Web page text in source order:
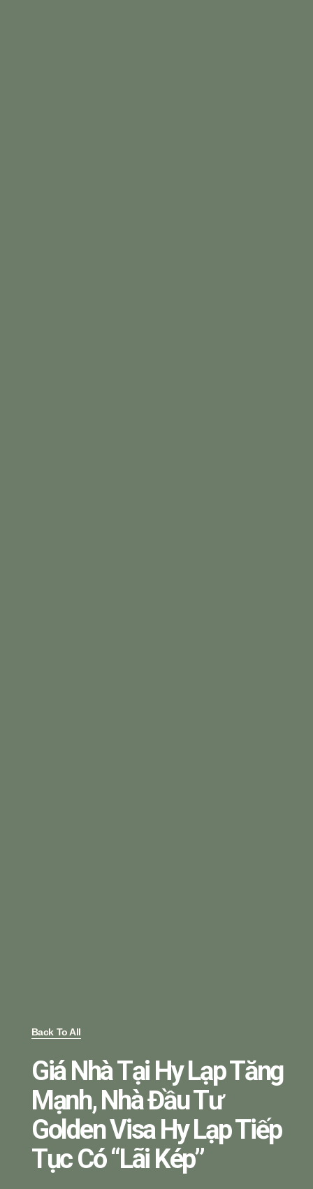
Back To All
Giá Nhà Tại Hy Lạp Tăng
Mạnh, Nhà Đầu Tư
Golden Visa Hy Lạp Tiếp
Tục Có “lãi Kép”